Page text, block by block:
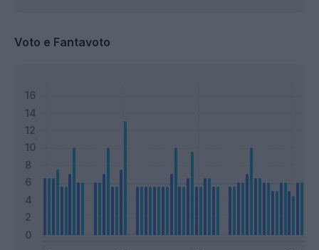
Voto e Fantavoto